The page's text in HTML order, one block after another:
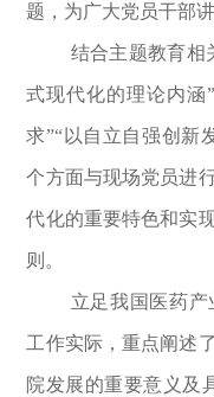
题，为广大党员干部
结合主题教育相
式现代化的理论内涵
求”“以自立自强创新
个方面与现场党员进
代化的重要特色和实
则。
立足我国医药
工作实际，重点阐述
院发展的重要意义及